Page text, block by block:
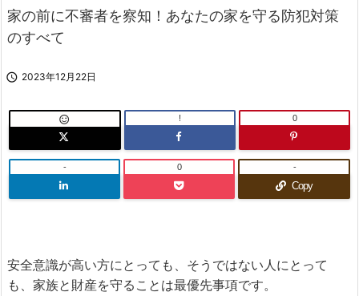
家の前に不審者を察知！あなたの家を守る防犯対策
のすべて
 2023年12月22日
 ! 0
- 0
Copy
-
安全意識が高い方にとっても、そうではない人にとって
も、家族と財産を守ることは最優先事項です。